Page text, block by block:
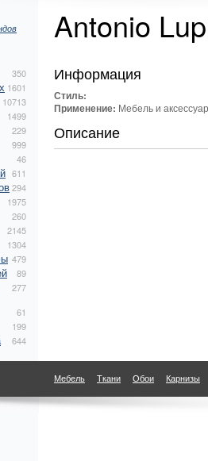
350
1601
10713
1499
229
999
46
611
294
1975
260
2145
1304
479
89
277
61
199
644
Antonio
Информация
Стиль:
Применение: Мебель и
Описание
Мебель Ткани Обои Карнизы